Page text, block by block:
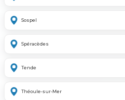
Sospel
Spéracèdes
Tende
Théoule-sur-Mer